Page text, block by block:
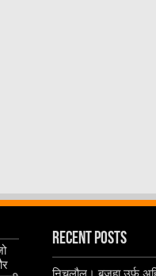
Recent Posts